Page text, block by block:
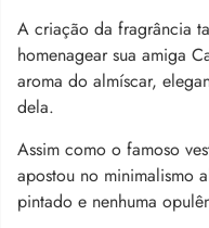
A criação da fragrância
homenagear sua amiga
aroma do almíscar,
dela.
Assim como o famoso
apostou no minimalismo
pintado e nenhuma